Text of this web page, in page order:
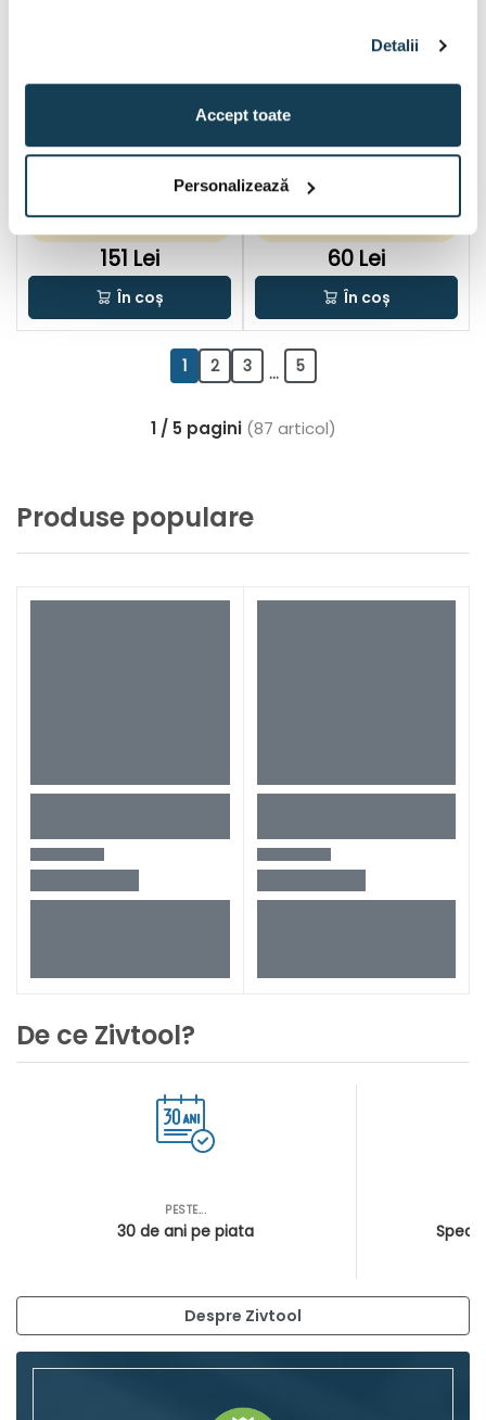
Detalii
Accept toate
Personalizează
freza 8 mm 1 buc
Disponibil:3 buc
151 Lei
În coș
12 mm 1 buc
Disponibil:3 buc
60 Lei
În coș
1 2 3 ... 5
1 / 5 pagini(87 articol)
Produse populare
De ce Zivtool?
PESTE...
30 de ani pe piata
Despre Zivtool